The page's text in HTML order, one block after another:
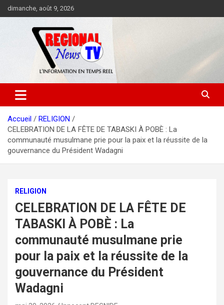
Aller
au
dimanche, août 9, 2026
Accueil
RELIGION
CELEBRATION DE LA FÊTE DE TABASKI À POBÈ : La
communauté musulmane prie pour la paix et la réussite de la
gouvernance du Président Wadagni
RELIGION
CELEBRATION DE LA FÊTE DE
TABASKI À POBÈ : La
communauté musulmane prie
pour la paix et la réussite de la
gouvernance du Président
Wadagni